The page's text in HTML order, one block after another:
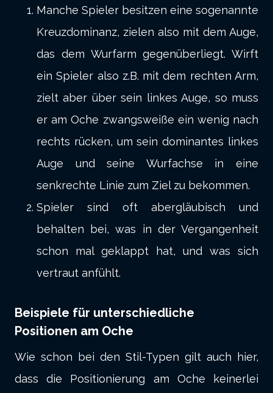
Manche Spieler besitzen eine sogenannte
Kreuzdominanz, zielen also mit dem Auge,
das dem Wurfarm gegenüberliegt. Wirft
ein Spieler also z.B. mit dem rechten Arm,
zielt aber über sein linkes Auge, so muss
er am Oche zwangsweiße ein wenig nach
rechts rücken, um sein dominantes linkes
Auge und seine Wurfachse in eine
senkrechte Linie zum Ziel zu bekommen.
Spieler sind oft abergläubisch und
behalten bei, was in der Vergangenheit
schon mal geklappt hat, und was sich
vertraut anfühlt.
Beispiele für unterschiedliche
Positionen am Oche
Wie schon bei den Stil-Typen gilt auch hier,
dass die Positionierung am Oche keinerlei